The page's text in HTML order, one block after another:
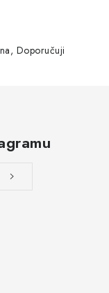
Doporučuji